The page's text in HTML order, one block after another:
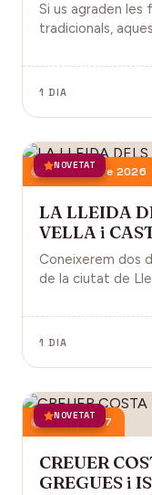
Si us agraden les
tradicionals,
1 DIA
NOVETAT
21 novembre 2026
LA LLEIDA
VELLA i
Coneixerem dos
de la ciutat de
1 DIA
NOVETAT
18 juny 2027
CREUER
GREGUES i